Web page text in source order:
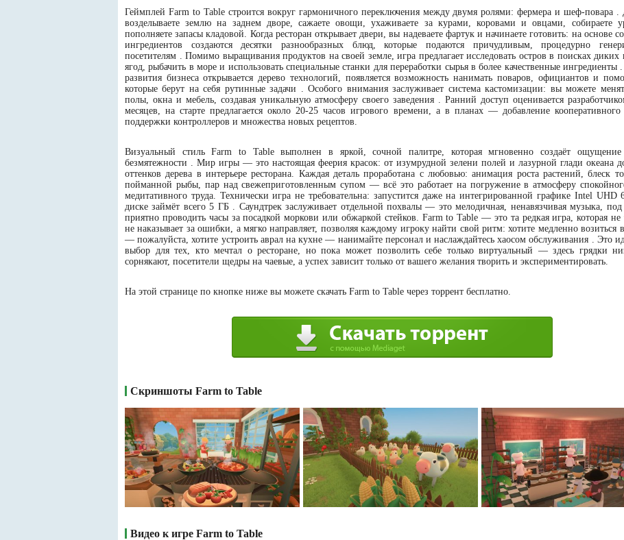
Геймплей Farm to Table строится вокруг гармоничного переключения между двумя ролями: фермера и шеф-повара
возделываете землю на заднем дворе, сажаете овощи, ухаживаете за курами, коровами и овцами, собираете
пополняете запасы кладовой. Когда ресторан открывает двери, вы надеваете фартук и начинаете готовить: на основе
ингредиентов создаются десятки разнообразных блюд, которые подаются причудливым, процедурно
посетителям . Помимо выращивания продуктов на своей земле, игра предлагает исследовать остров в поисках диких
ягод, рыбачить в море и использовать специальные станки для переработки сырья в более качественные ингредиенты
развития бизнеса открывается дерево технологий, появляется возможность нанимать поваров, официантов и
которые берут на себя рутинные задачи . Особого внимания заслуживает система кастомизации: вы можете
полы, окна и мебель, создавая уникальную атмосферу своего заведения . Ранний доступ оценивается
месяцев, на старте предлагается около 20-25 часов игрового времени, а в планах — добавление
поддержки контроллеров и множества новых рецептов.
Визуальный стиль Farm to Table выполнен в яркой, сочной палитре, которая мгновенно создаёт
безмятежности . Мир игры — это настоящая феерия красок: от изумрудной зелени полей и лазурной глади океана
оттенков дерева в интерьере ресторана. Каждая деталь проработана с любовью: анимация роста растений, блеск
пойманной рыбы, пар над свежеприготовленным супом — всё это работает на погружение в атмосферу
медитативного труда. Технически игра не требовательна: запустится даже на интегрированной графике Intel UHD
диске займёт всего 5 ГБ . Саундтрек заслуживает отдельной похвалы — это мелодичная, ненавязчивая музыка,
приятно проводить часы за посадкой моркови или обжаркой стейков. Farm to Table — это та редкая игра, которая не
не наказывает за ошибки, а мягко направляет, позволяя каждому игроку найти свой ритм: хотите медленно возиться
— пожалуйста, хотите устроить аврал на кухне — нанимайте персонал и наслаждайтесь хаосом обслуживания . Это
выбор для тех, кто мечтал о ресторане, но пока может позволить себе только виртуальный — здесь грядки
сорнякают, посетители щедры на чаевые, а успех зависит только от вашего желания творить и экспериментировать.
На этой странице по кнопке ниже вы можете скачать Farm to Table через торрент бесплатно.
Скриншоты Farm to Table
Видео к игре Farm to Table